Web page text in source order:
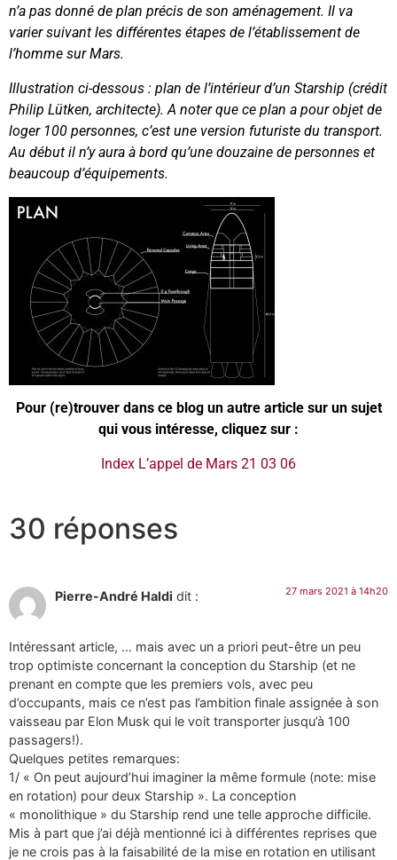
n’a pas donné de plan précis de son aménagement. Il va
varier suivant les différentes étapes de l’établissement de
l’homme sur Mars.
Illustration ci-dessous : plan de l’intérieur d’un Starship (crédit
Philip Lütken, architecte). A noter que ce plan a pour objet de
loger 100 personnes, c’est une version futuriste du transport.
Au début il n’y aura à bord qu’une douzaine de personnes et
beaucoup d’équipements.
Pour (re)trouver dans ce blog un autre article sur un sujet
qui vous intéresse, cliquez sur :
Index L’appel de Mars 21 03 06
30 réponses
Pierre-André Haldi dit : 27 mars 2021 à 14h20
Intéressant article, … mais avec un a priori peut-être un peu
trop optimiste concernant la conception du Starship (et ne
prenant en compte que les premiers vols, avec peu
d’occupants, mais ce n’est pas l’ambition finale assignée à son
vaisseau par Elon Musk qui le voit transporter jusqu’à 100
passagers!).
Quelques petites remarques:
1/ « On peut aujourd’hui imaginer la même formule (note: mise
en rotation) pour deux Starship ». La conception
« monolithique » du Starship rend une telle approche difficile.
Mis à part que j’ai déjà mentionné ici à différentes reprises que
je ne crois pas à la faisabilité de la mise en rotation en utilisant